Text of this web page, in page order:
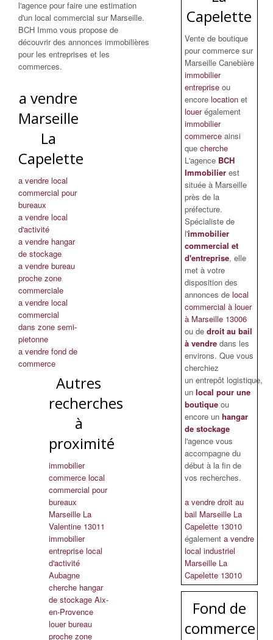
l'agence pour faire une estimation
d'un local commercial sur Marseille.
BCH Immo vous propose de
découvrir des annonces immobilières
pour les entreprises et les
commerces.
a vendre
Marseille
La
Capelette
a vendre local
commercial pour
bureaux
a vendre local
d'activité
a vendre hangar
de stockage
a vendre bureau
proche zone
commerciale
a vendre local
commercial
dans zone semi-
pietonne
a vendre fond de
commerce
Autres
recherches
à
proximité
immobilier
commerce local
commercial pour
bureaux
Marseille La
Valentine 13011
immobilier
entreprise local
d'activité
Aubagne
cherche hangar
de stockage Aix-
en-Provence
louer bureau
proche zone
Capelette
Vente de boutique
pour commerce sur
Marseille Canebière
immobilier
entreprise ou
encore location et
louerégalement
immobilier
commerce ainsi
que cherche
L'agence BCH
Immobilierest
située à Marseille
près de la
préfecture.
Spécialiste de
l'immobilier
commercial et
d'entreprise, elle
met à votre
disposition des
annonces de local
commercial à louer
à Marseille 13006
ou de droit au bail
à vendredans les
environs. Que vous
cherchiez
un entrepôt logistique,
un local pour une
boutiqueou
encore un hangar
de stockage
l'agence vous
accompagne du
début à la fin de
vos recherches.
a vendre droit au
bail Marseille La
Capelette 13010
également a vendre
local industriel
Marseille La
Capelette 13010
Fond de
commerce